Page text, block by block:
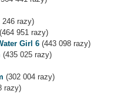
246 razy)
(464 951 razy)
Girl 6 (443 098 razy)
(435 025 razy)
(302 004 razy)
razy)